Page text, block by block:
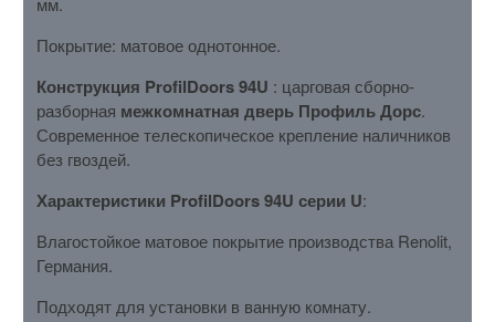
Покрытие: матовое однотонное.
Конструкция ProfilDoors 94U : царговая сборно-
разборная межкомнатная дверь Профиль Дорс.
Современное телескопическое крепление наличников
без гвоздей.
Характеристики ProfilDoors 94U серии U:
Влагостойкое матовое покрытие производства Renolit,
Германия.
Подходят для установки в ванную комнату.